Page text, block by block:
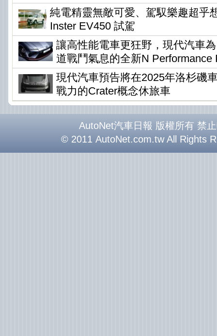
純電精靈無敵可愛、駕馭樂趣超乎
Inster EV450 試駕
讓高性能電車更狂野，現代汽車
道戰鬥氣息的全新N Performance
現代汽車預告將在2025年洛杉磯
戰力的Crater概念休旅車
AutoNet汽車日報 版權所有 禁
© 2011 AutoNet.com.tw All Rights